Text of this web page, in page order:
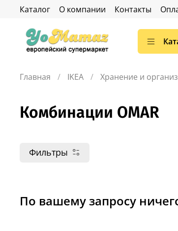
Каталог О компании Контакты
Главная IKEA Хранение и
Комбинации OMAR
Фильтры
По вашему запросу